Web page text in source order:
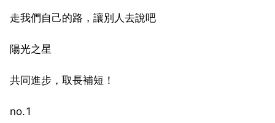
走我們自己的路，讓別人去說吧
陽光之星
共同進步，取長補短！
no.1